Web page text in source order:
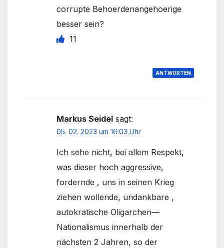
corrupte Behoerdenangehoerige
besser sein?
11
ANTWORTEN
Markus Seidel sagt:
05. 02. 2023 um 16:03 Uhr
Ich sehe nicht, bei allem Respekt,
was dieser hoch aggressive,
fordernde , uns in seinen Krieg
ziehen wollende, undankbare ,
autokratische Oligarchen—
Nationalismus innerhalb der
nächsten 2 Jahren, so der